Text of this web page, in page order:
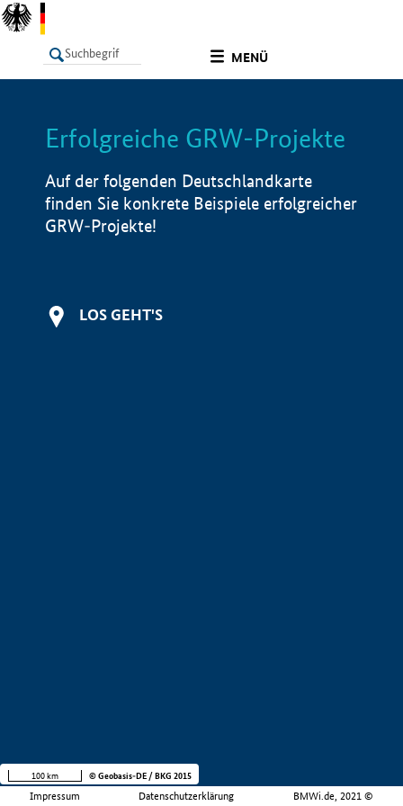
MENÜ
LISTE Info
Erfolgreiche GRW-Projekte
Auf der folgenden Deutschlandkarte
finden Sie konkrete Beispiele erfolgreicher
GRW-Projekte!
LOS GEHT'S
Impressum Datenschutzerklärung BMWi.de, 2021 ©
100 km © Geobasis-DE / BKG 2015